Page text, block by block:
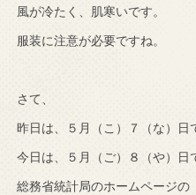
風が冷たく、肌寒いです。
服装に注意が必要ですね。
さて、
昨日は、５月（こ）７（な）日
今日は、５月（ご）８（や）日
総務省統計局のホームページの